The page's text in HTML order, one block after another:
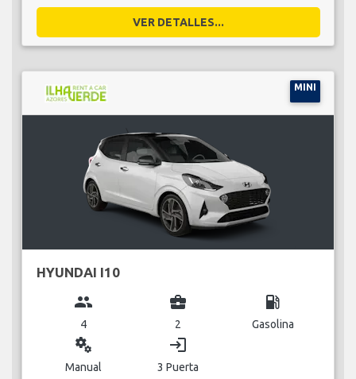
VER DETALLES...
MINI
HYUNDAI I10
group
4
business_center
2
local_gas_station
Gasolina
miscellaneous_services
Manual
login
3 Puerta